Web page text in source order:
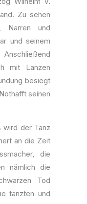
Zu sehen
Narren und
und seinem
mit Lanzen
besiegt
seinen
wird der Tanz
an die Zeit
die
nämlich die
Tod
tanzten und